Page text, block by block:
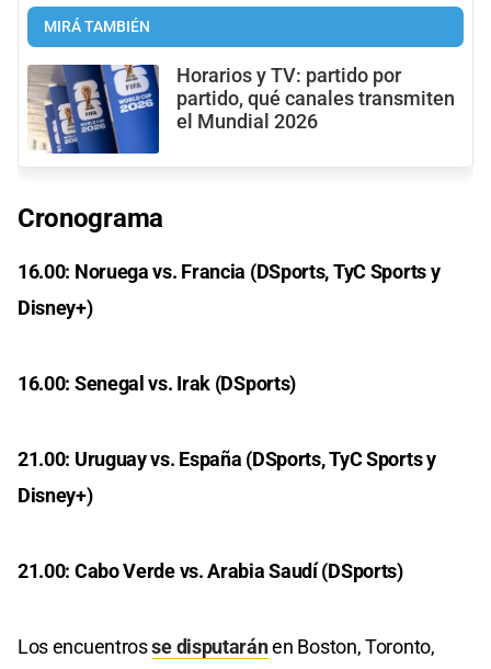
MIRÁ TAMBIÉN
Horarios y TV: partido por
partido, qué canales transmiten
el Mundial 2026
Cronograma
16.00: Noruega vs. Francia (DSports, TyC Sports y
Disney+)
16.00: Senegal vs. Irak (DSports)
21.00: Uruguay vs. España (DSports, TyC Sports y
Disney+)
21.00: Cabo Verde vs. Arabia Saudí (DSports)
Los encuentrosse disputaránen Boston, Toronto,